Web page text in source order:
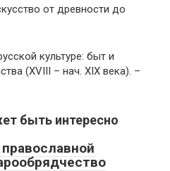
от древности до
культуре: быт и
(XVIII – нач. XIX века). –
быть интересно